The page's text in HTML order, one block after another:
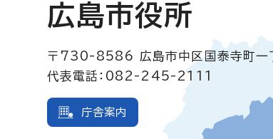
広島市役所
〒730-8586
広島市中区国泰寺町
代表電話：082-245-2111
庁舎案内